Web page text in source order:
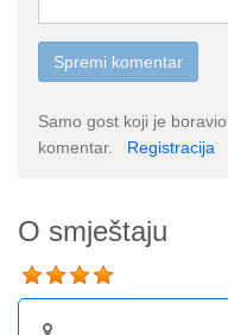
Samo gost koji je
komentar.
Registracija
O smještaju